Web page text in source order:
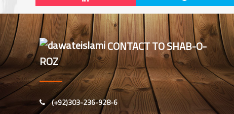
CONTACT TO SHAB-O-
ROZ
(+92)303-236-928-6